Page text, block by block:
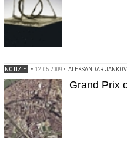
NOTIZIE • 12.05.2009 • ALEKSANDAR
Grand Prix